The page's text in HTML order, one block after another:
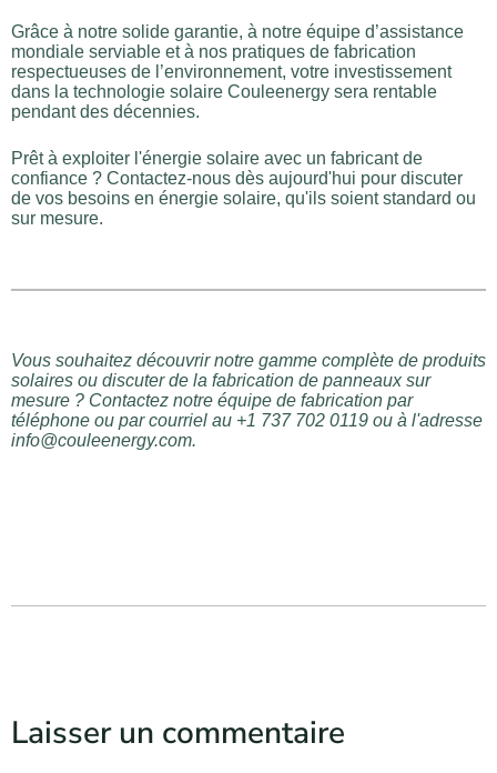
Grâce à notre solide garantie, à notre équipe d’assistance
mondiale serviable et à nos pratiques de fabrication
respectueuses de l’environnement, votre investissement
dans la technologie solaire Couleenergy sera rentable
pendant des décennies.
Prêt à exploiter l'énergie solaire avec un fabricant de
confiance ? Contactez-nous dès aujourd'hui pour discuter
de vos besoins en énergie solaire, qu'ils soient standard ou
sur mesure.
Vous souhaitez découvrir notre gamme complète de produits
solaires ou discuter de la fabrication de panneaux sur
mesure ? Contactez notre équipe de fabrication par
téléphone ou par courriel au +1 737 702 0119 ou à l'adresse
info@couleenergy.com.
Laisser un commentaire